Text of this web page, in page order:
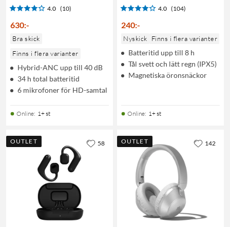
4.0 (10)
630:-
Bra skick
Finns i flera varianter
Hybrid-ANC upp till 40 dB
34 h total batteritid
6 mikrofoner för HD-samtal
Online: 1+ st
4.0 (104)
240:-
Nyskick Finns i flera varianter
Batteritid upp till 8 h
Tål svett och lätt regn (IPX5)
Magnetiska öronsnäckor
Online: 1+ st
OUTLET 58 OUTLET 142